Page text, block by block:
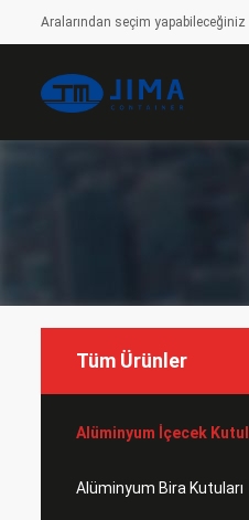
Aralarından seçim
Tüm Ürünler
Alüminyum İçecek
Alüminyum Bira Kutuları